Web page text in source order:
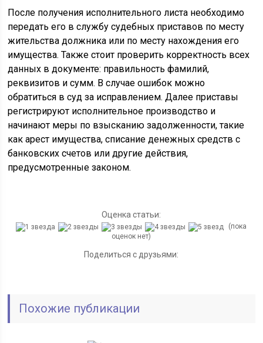
После получения исполнительного листа необходимо
передать его в службу судебных приставов по месту
жительства должника или по месту нахождения его
имущества. Также стоит проверить корректность всех
данных в документе: правильность фамилий,
реквизитов и сумм. В случае ошибок можно
обратиться в суд за исправлением. Далее приставы
регистрируют исполнительное производство и
начинают меры по взысканию задолженности, такие
как арест имущества, списание денежных средств с
банковских счетов или другие действия,
предусмотренные законом.
Оценка статьи:
(пока
оценок нет)
Поделиться с друзьями:
Похожие публикации